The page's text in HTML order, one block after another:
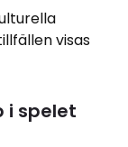
visas
i spelet